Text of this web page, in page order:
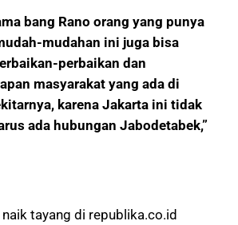
bang Rano orang yang punya
mudahan ini juga bisa
perbaikan dan
masyarakat yang ada di
karena Jakarta ini tidak
ada hubungan Jabodetabek,”
tayang di republika.co.id